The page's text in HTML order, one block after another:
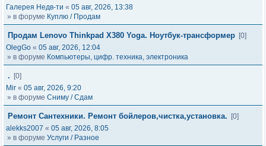
Галерея Недв-ти « 05 авг, 2026, 13:38
» в форуме Куплю / Продам
Продам Lenovo Thinkpad X380 Yoga. Ноутбук-трансформер [0]
OlegGo « 05 авг, 2026, 12:04
» в форуме Компьютеры, цифр. техника, электроника
.
[0]
Mir « 05 авг, 2026, 9:20
» в форуме Сниму / Сдам
Ремонт Сантехники. Ремонт бойлеров,чистка,установка.
[0]
alekks2007 « 05 авг, 2026, 8:05
» в форуме Услуги / Разное